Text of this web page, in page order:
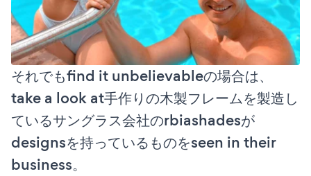
それでもfind it unbelievableの場合は、
take a look at手作りの木製フレームを製造し
ているサングラス会社のrbiashadesが
designsを持っているものをseen in their
business。